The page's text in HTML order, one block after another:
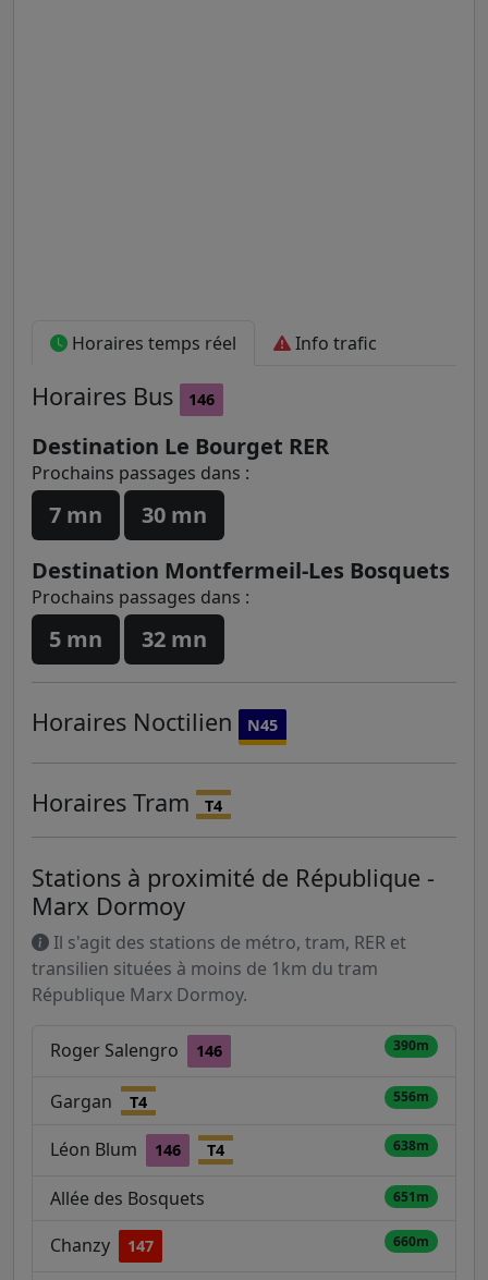
Horaires temps réel Info trafic
Horaires Bus 146
Destination Le Bourget RER
Prochains passages dans :
7 mn
30 mn
Destination Montfermeil-Les Bosquets
Prochains passages dans :
5 mn 32 mn
Horaires Noctilien N45
Horaires Tram T4
Stations à proximité de République -
Marx Dormoy
Il s'agit des stations de métro, tram, RER et
transilien situées à moins de 1km du tram
République Marx Dormoy.
Roger Salengro 146 390m
Gargan T4 556m
Léon Blum 146 T4 638m
Allée des Bosquets 651m
Chanzy 147 660m